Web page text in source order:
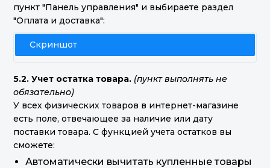
пункт "Панель управления" и выбираете раздел
"Оплата и доставка":
Скриншот
5.2. Учет остатка товара. (пункт выполнять не
обязательно)
У всех физических товаров в интернет-магазине
есть поле, отвечающее за наличие или дату
поставки товара. С функцией учета остатков вы
сможете:
Автоматически вычитать купленные товары